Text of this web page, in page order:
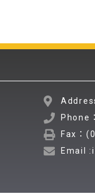
Phone
Fax：
Email